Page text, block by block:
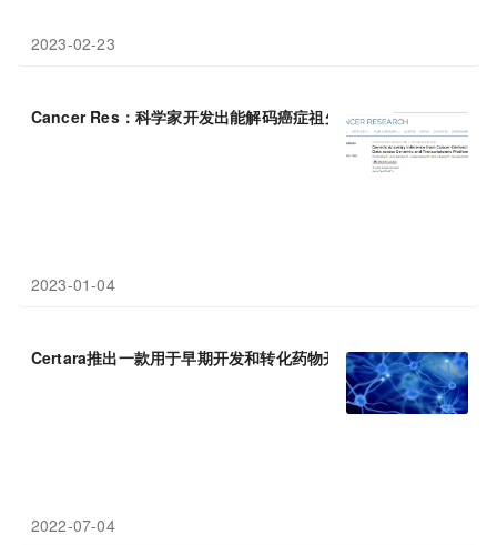
2023-02-23
Cancer Res：科学家开发出能解码癌症祖先血统的新型软件
2023-01-04
Certara推出一款用于早期开发和转化药物开发的新型生物模拟软件
2022-07-04